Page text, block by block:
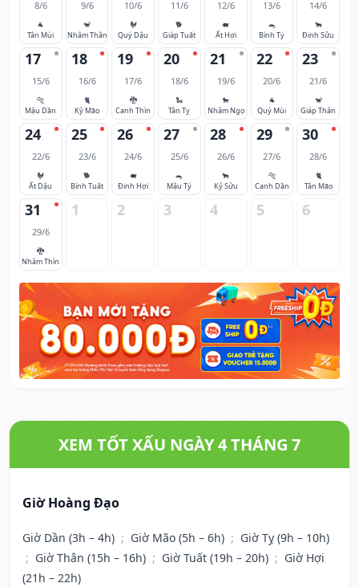
8/6
🐐
Tân Mùi
9/6
🐒
Nhâm Thân
10/6
🐓
Quý Dậu
11/6
🐕
Giáp Tuất
12/6
🐖
Ất Hợi
13/6
🐀
Bính Tý
14/6
🐂
Đinh Sửu
17
15/6
🐅
Mậu Dần
18
16/6
🐈
Kỷ Mão
19
17/6
🐉
Canh Thìn
20
18/6
🐍
Tân Tỵ
21
19/6
🐎
Nhâm Ngọ
22
20/6
🐐
Quý Mùi
23
21/6
🐒
Giáp Thân
24
22/6
🐓
Ất Dậu
25
23/6
🐕
Bính Tuất
26
24/6
🐖
Đinh Hợi
27
25/6
🐀
Mậu Tý
28
26/6
🐂
Kỷ Sửu
29
27/6
🐅
Canh Dần
30
28/6
🐈
Tân Mão
31
29/6
🐉
Nhâm Thìn
1 2 3 4 5 6
XEM TỐT XẤU NGÀY 4 THÁNG 7
Giờ Hoàng Đạo
Giờ Dần (3h – 4h) ; Giờ Mão (5h – 6h) ; Giờ Tỵ (9h – 10h)
; Giờ Thân (15h – 16h) ; Giờ Tuất (19h – 20h) ; Giờ Hợi
(21h – 22h)